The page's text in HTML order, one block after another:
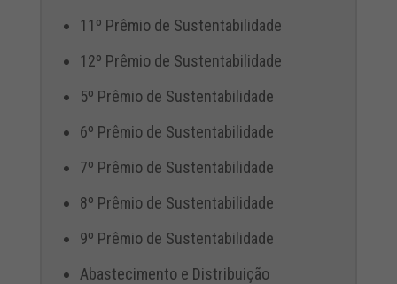
11º Prêmio de Sustentabilidade
12º Prêmio de Sustentabilidade
5º Prêmio de Sustentabilidade
6º Prêmio de Sustentabilidade
7º Prêmio de Sustentabilidade
8º Prêmio de Sustentabilidade
9º Prêmio de Sustentabilidade
Abastecimento e Distribuição